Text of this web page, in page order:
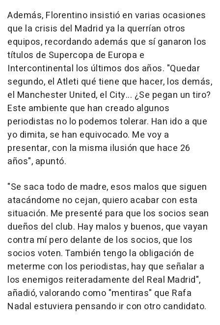
Además, Florentino insistió en varias ocasiones
que la crisis del Madrid ya la querrían otros
equipos, recordando además que sí ganaron los
títulos de Supercopa de Europa e
Intercontinental los últimos dos años. "Quedar
segundo, el Atleti qué tiene que hacer, los demás,
el Manchester United, el City... ¿Se pegan un tiro?
Este ambiente que han creado algunos
periodistas no lo podemos tolerar. Han ido a que
yo dimita, se han equivocado. Me voy a
presentar, con la misma ilusión que hace 26
años", apuntó.
"Se saca todo de madre, esos malos que siguen
atacándome no cejan, quiero acabar con esta
situación. Me presenté para que los socios sean
dueños del club. Hay malos y buenos, que vayan
contra mí pero delante de los socios, que los
socios voten. También tengo la obligación de
meterme con los periodistas, hay que señalar a
los enemigos reiteradamente del Real Madrid",
añadió, valorando como "mentiras" que Rafa
Nadal estuviera pensando ir con otro candidato.